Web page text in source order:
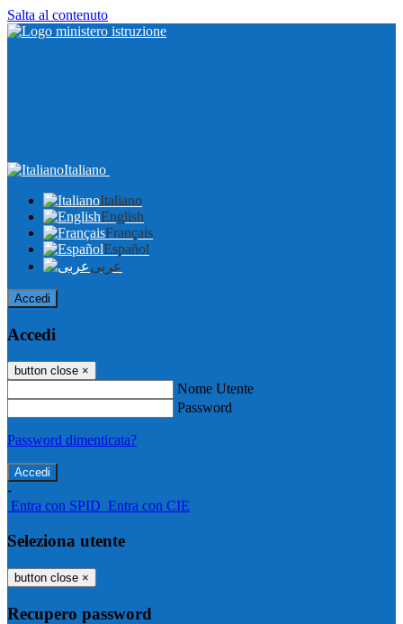
Salta al contenuto
Italiano
Italiano
English
Français
Español
عربى
Accedi
Accedi
button close ×
Nome Utente
Password
Password dimenticata?
-
Entra con SPID Entra con CIE
Seleziona utente
button close ×
Recupero password